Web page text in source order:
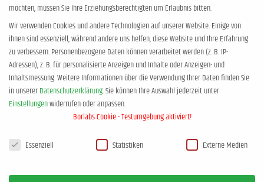
mein Kind Angst hat?
Sie befinden sich hier:
Start Säugling Muss ich mir Sorgen machen,…
Körper-Kontaktangst – „Hilfe, ich brauche Nähe!“
ist in den
möchten, müssen Sie Ihre Erziehungsberechtigten um Erlaubnis bitten.
Wir verwenden Cookies und andere Technologien auf unserer Website. Einige von
ihnen sind essenziell, während andere uns helfen, diese Website und Ihre Erfahrung
zu verbessern.Personenbezogene Daten können verarbeitet werden (z. B. IP-
Adressen), z. B. für personalisierte Anzeigen und Inhalte oder Anzeigen- und
Inhaltsmessung.Weitere Informationen über die Verwendung Ihrer Daten finden Sie
in unsererDatenschutzerklärung.Sie können Ihre Auswahl jederzeit unter
Einstellungenwiderrufen oder anpassen.
Borlabs Cookie - Testumgebung aktiviert!
Datenschutzeinstellungen
Essenziell Statistiken Externe Medien